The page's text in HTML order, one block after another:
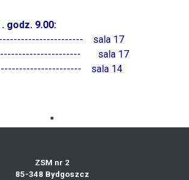
godz. 9.00:
sala 17
sala 17
sala 14
ZSM nr 2
85-348 Bydgoszcz